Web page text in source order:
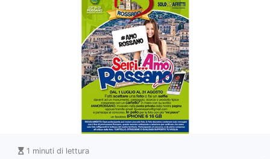
1 minuti di lettura